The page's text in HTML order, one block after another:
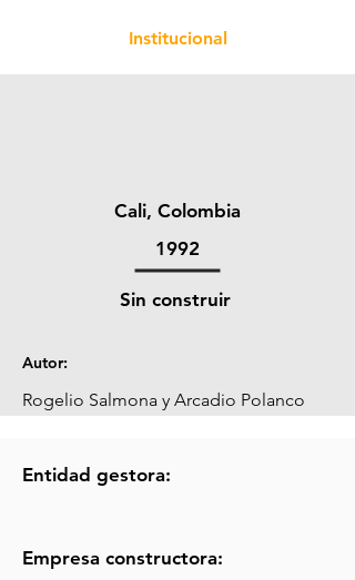
Institucional
Cali, Colombia
1992
Sin construir
Autor:
Rogelio Salmona y Arcadio Polanco
Entidad gestora:
Empresa constructora: